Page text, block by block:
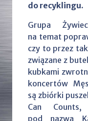
do recyklingu.
Grupa
na temat
czy to przez
związane z
kubkami
koncertów
są zbiórki
Can
pod nazwą